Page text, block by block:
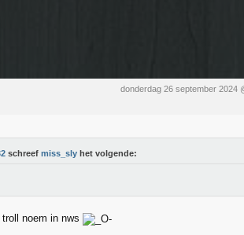
donderdag 26 september 2024
schreef miss_sly het volgende:
noem in nws